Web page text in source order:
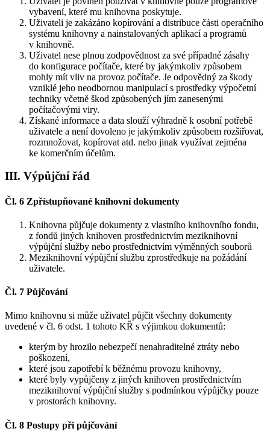
vybavení, které mu knihovna poskytuje.
Uživateli je zakázáno kopírování a distribuce části operačního
systému knihovny a nainstalovaných aplikací a programů
v knihovně.
Uživatel nese plnou zodpovědnost za své případné zásahy
do konfigurace počítače, které by jakýmkoliv způsobem
mohly mít vliv na provoz počítače. Je odpovědný za škody
vzniklé jeho neodbornou manipulací s prostředky výpočetní
techniky včetně škod způsobených jím zanesenými
počítačovými viry.
Získané informace a data slouží výhradně k osobní potřebě
uživatele a není dovoleno je jakýmkoliv způsobem rozšiřovat,
rozmnožovat, kopírovat atd. nebo jinak využívat zejména
ke komerčním účelům.
III. Výpůjční řád
Čl. 6 Zpřístupňované knihovní dokumenty
Knihovna půjčuje dokumenty z vlastního knihovního fondu,
z fondů jiných knihoven prostřednictvím meziknihovní
výpůjční služby nebo prostřednictvím výměnných souborů
Meziknihovní výpůjční službu zprostředkuje na požádání
uživatele.
Čl. 7 Půjčování
Mimo knihovnu si může uživatel půjčit všechny dokumenty
uvedené v čl. 6 odst. 1 tohoto KŘ s výjimkou dokumentů:
kterým by hrozilo nebezpečí nenahraditelné ztráty nebo
poškození,
které jsou zapotřebí k běžnému provozu knihovny,
které byly vypůjčeny z jiných knihoven prostřednictvím
meziknihovní výpůjční služby s podmínkou výpůjčky pouze
v prostorách knihovny.
Čl. 8 Postupy při půjčování